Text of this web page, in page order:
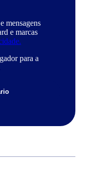
mensagens
e marcas
para a